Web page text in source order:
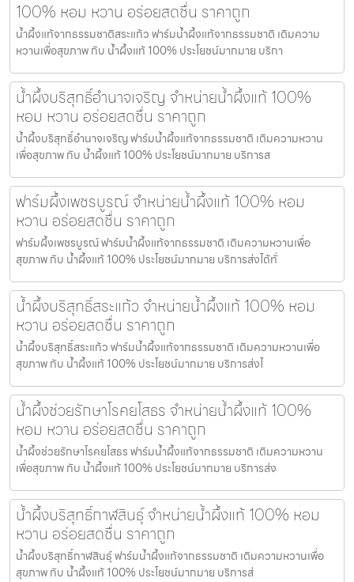
100% หอม หวาน อร่อยสดชื่น ราคาถูก
น้ำผึ้งแท้จากธรรมชาติสระแก้ว ฟาร์มน้ำผึ้งแท้จากธรรมชาติ เติมความ
หวานเพื่อสุขภาพ กับ น้ำผึ้งแท้ 100% ประโยชน์มากมาย บริกา
น้ำผึ้งบริสุทธิ์อำนาจเจริญ จำหน่ายน้ำผึ้งแท้ 100%
หอม หวาน อร่อยสดชื่น ราคาถูก
น้ำผึ้งบริสุทธิ์อำนาจเจริญ ฟาร์มน้ำผึ้งแท้จากธรรมชาติ เติมความหวาน
เพื่อสุขภาพ กับ น้ำผึ้งแท้ 100% ประโยชน์มากมาย บริการส
ฟาร์มผึ้งเพชรบูรณ์ จำหน่ายน้ำผึ้งแท้ 100% หอม
หวาน อร่อยสดชื่น ราคาถูก
ฟาร์มผึ้งเพชรบูรณ์ ฟาร์มน้ำผึ้งแท้จากธรรมชาติ เติมความหวานเพื่อ
สุขภาพ กับ น้ำผึ้งแท้ 100% ประโยชน์มากมาย บริการส่งได้ทั่
น้ำผึ้งบริสุทธิ์สระแก้ว จำหน่ายน้ำผึ้งแท้ 100% หอม
หวาน อร่อยสดชื่น ราคาถูก
น้ำผึ้งบริสุทธิ์สระแก้ว ฟาร์มน้ำผึ้งแท้จากธรรมชาติ เติมความหวานเพื่อ
สุขภาพ กับ น้ำผึ้งแท้ 100% ประโยชน์มากมาย บริการส่งไ
น้ำผึ้งช่วยรักษาโรคยโสธร จำหน่ายน้ำผึ้งแท้ 100%
หอม หวาน อร่อยสดชื่น ราคาถูก
น้ำผึ้งช่วยรักษาโรคยโสธร ฟาร์มน้ำผึ้งแท้จากธรรมชาติ เติมความหวาน
เพื่อสุขภาพ กับ น้ำผึ้งแท้ 100% ประโยชน์มากมาย บริการส่ง
น้ำผึ้งบริสุทธิ์กาฬสินธุ์ จำหน่ายน้ำผึ้งแท้ 100% หอม
หวาน อร่อยสดชื่น ราคาถูก
น้ำผึ้งบริสุทธิ์กาฬสินธุ์ ฟาร์มน้ำผึ้งแท้จากธรรมชาติ เติมความหวานเพื่อ
สุขภาพ กับ น้ำผึ้งแท้ 100% ประโยชน์มากมาย บริการส่